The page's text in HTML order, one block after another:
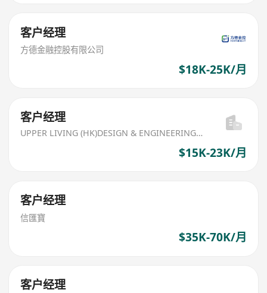
客户经理
方德金融控股有限公司
$18K-25K/月
客户经理
UPPER LIVING (HK)DESIGN & ENGINEERING LIMITED
$15K-23K/月
客户经理
信匯寶
$35K-70K/月
客户经理